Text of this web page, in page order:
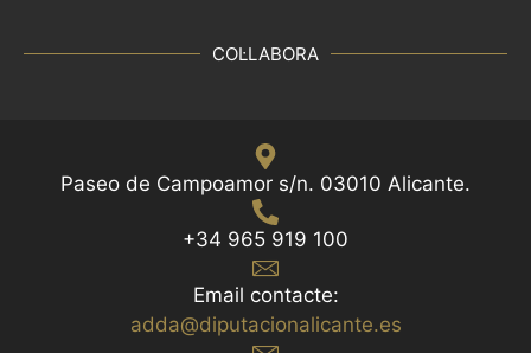
COL·LABORA
Paseo de Campoamor s/n. 03010 Alicante.
+34 965 919 100
Email contacte:
adda@diputacionalicante.es